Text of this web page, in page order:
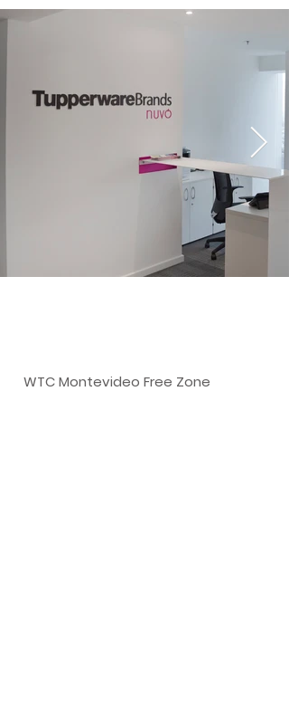
WTC Montevideo Free Zone